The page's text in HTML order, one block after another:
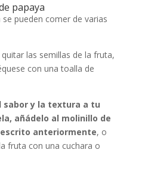
papaya
pueden comer de varias
las semillas de la fruta,
con una toalla de
sabor y la textura a tu
añádelo al molinillo de
anteriormente, o
fruta con una cuchara o